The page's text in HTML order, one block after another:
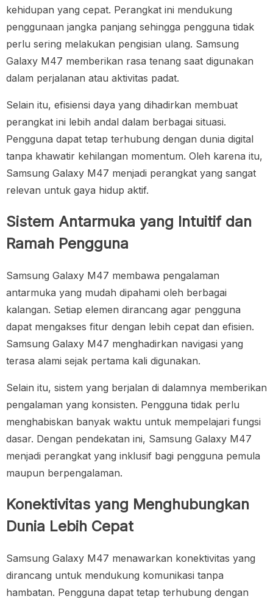
kehidupan yang cepat. Perangkat ini mendukung
penggunaan jangka panjang sehingga pengguna tidak
perlu sering melakukan pengisian ulang. Samsung
Galaxy M47 memberikan rasa tenang saat digunakan
dalam perjalanan atau aktivitas padat.
Selain itu, efisiensi daya yang dihadirkan membuat
perangkat ini lebih andal dalam berbagai situasi.
Pengguna dapat tetap terhubung dengan dunia digital
tanpa khawatir kehilangan momentum. Oleh karena itu,
Samsung Galaxy M47 menjadi perangkat yang sangat
relevan untuk gaya hidup aktif.
Sistem Antarmuka yang Intuitif dan
Ramah Pengguna
Samsung Galaxy M47 membawa pengalaman
antarmuka yang mudah dipahami oleh berbagai
kalangan. Setiap elemen dirancang agar pengguna
dapat mengakses fitur dengan lebih cepat dan efisien.
Samsung Galaxy M47 menghadirkan navigasi yang
terasa alami sejak pertama kali digunakan.
Selain itu, sistem yang berjalan di dalamnya memberikan
pengalaman yang konsisten. Pengguna tidak perlu
menghabiskan banyak waktu untuk mempelajari fungsi
dasar. Dengan pendekatan ini, Samsung Galaxy M47
menjadi perangkat yang inklusif bagi pengguna pemula
maupun berpengalaman.
Konektivitas yang Menghubungkan
Dunia Lebih Cepat
Samsung Galaxy M47 menawarkan konektivitas yang
dirancang untuk mendukung komunikasi tanpa
hambatan. Pengguna dapat tetap terhubung dengan